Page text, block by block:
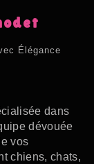
Élégance
dans
dévouée
vos
chiens, chats,